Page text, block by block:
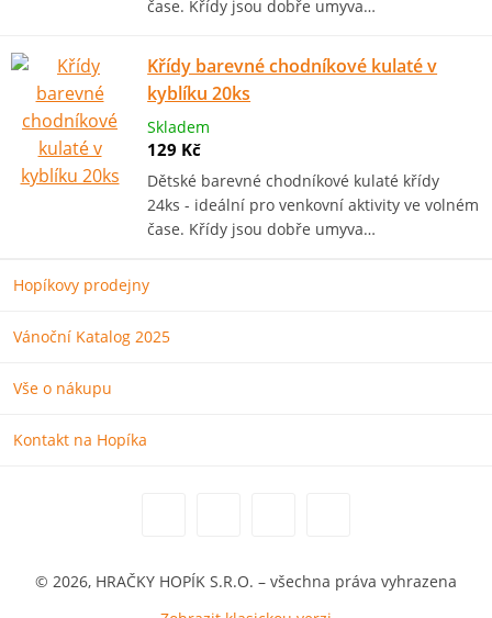
čase. Křídy jsou dobře umyva…
Křídy barevné chodníkové kulaté v
kyblíku 20ks
Skladem
129 Kč
Dětské barevné chodníkové kulaté křídy
24ks - ideální pro venkovní aktivity ve volném
čase. Křídy jsou dobře umyva…
Hopíkovy prodejny
Vánoční Katalog 2025
Vše o nákupu
Kontakt na Hopíka
© 2026, HRAČKY HOPÍK S.R.O. – všechna práva vyhrazena